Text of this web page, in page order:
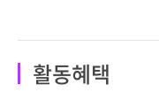
활동혜택